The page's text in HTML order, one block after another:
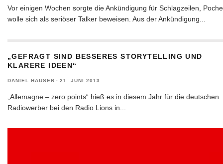
Vor einigen Wochen sorgte die Ankündigung für Schlagzeilen,
wolle sich als seriöser Talker beweisen. Aus der Ankündigung
„GEFRAGT SIND BESSERES STORYTELLING UND
KLARERE IDEEN“
DANIEL HÄUSER · 21. JUNI 2013
„Allemagne – zero points“ hieß es in diesem Jahr für die deutschen
Radiowerber bei den Radio Lions in